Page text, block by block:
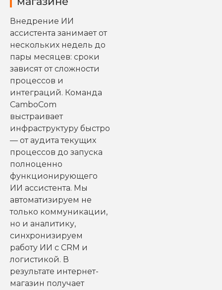
Внедрение ИИ
ассистента занимает от
нескольких недель до
пары месяцев: сроки
зависят от сложности
процессов и
интеграций. Команда
CamboCom
выстраивает
инфраструктуру быстро
— от аудита текущих
процессов до запуска
полноценно
функционирующего
ИИ ассистента. Мы
автоматизируем не
только коммуникации,
но и аналитику,
синхронизируем
работу ИИ с CRM и
логистикой. В
результате интернет-
магазин получает